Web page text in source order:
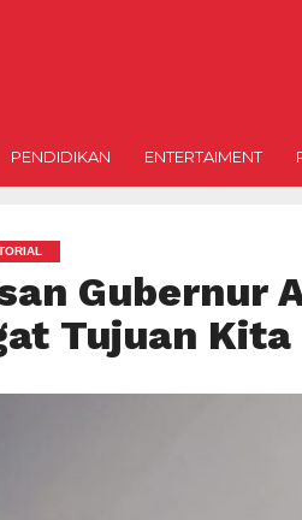
PENDIDIKAN ENTERTAIMENT
Gubernur
Tujuan